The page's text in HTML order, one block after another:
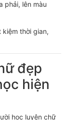
phải, lên màu
thời gian,
đẹp
hiện
học luyện chữ